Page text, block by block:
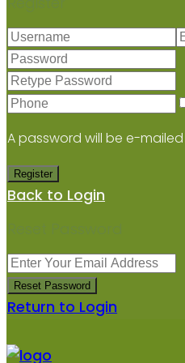
A password will be e-
Register
Back to Login
Reset Password
Reset Password
Return to Login